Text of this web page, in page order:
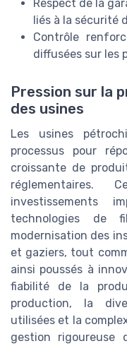
Respect de la
liés à la sécurité
Contrôle
diffusées sur les
Pression sur la
des usines
Les usines
processus pour
croissante de
réglementaires.
investissements
technologies de
modernisation des
et gaziers, tout
ainsi poussés à
fiabilité de la
production, la
utilisées et la
gestion rigoureuse